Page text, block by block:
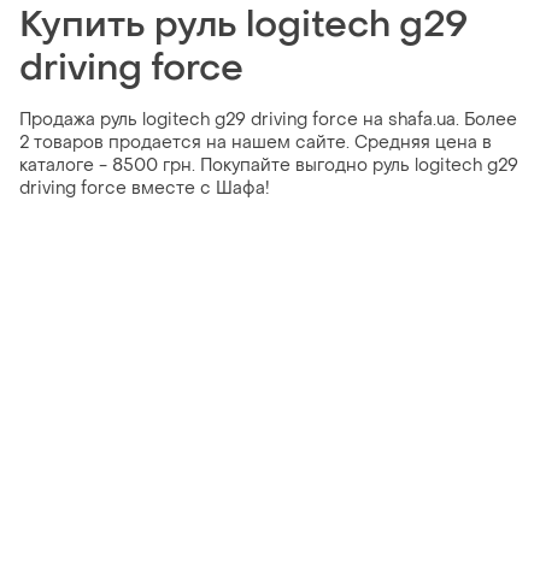
Купить руль logitech g29
driving force
Продажа руль logitech g29 driving force на shafa.ua. Более
2 товаров продается на нашем сайте. Средняя цена в
каталоге - 8500 грн. Покупайте выгодно руль logitech g29
driving force вместе с Шафа!